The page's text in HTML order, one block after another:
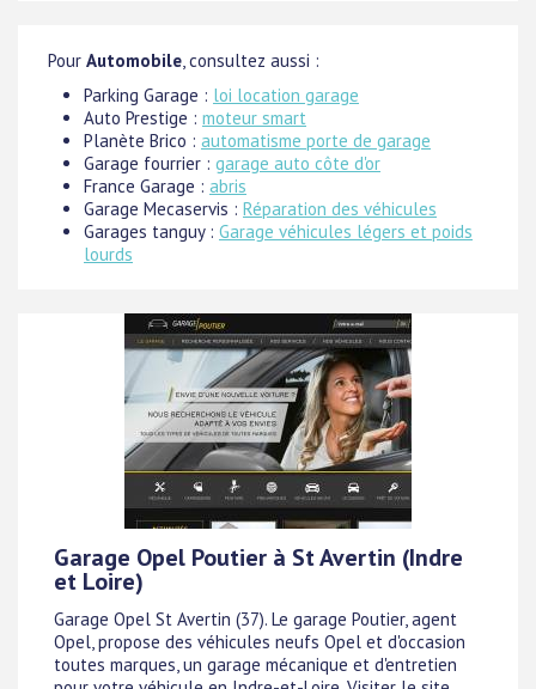
Pour Automobile, consultez aussi :
Parking Garage : loi location garage
Auto Prestige : moteur smart
Planète Brico : automatisme porte de garage
Garage fourrier : garage auto côte d'or
France Garage : abris
Garage Mecaservis : Réparation des véhicules
Garages tanguy : Garage véhicules légers et poids
lourds
Garage Opel Poutier à St Avertin (Indre
et Loire)
Garage Opel St Avertin (37). Le garage Poutier, agent
Opel, propose des véhicules neufs Opel et d'occasion
toutes marques, un garage mécanique et d'entretien